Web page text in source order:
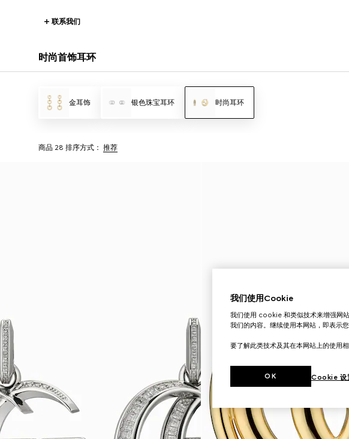
联系我们
时尚首饰耳环
金耳饰 银色珠宝耳环 时尚耳环
商品 28 排序方式： 推荐
我们使用Cookie
我们使用 cookie 和类似技术来增强网
我们的内容。继续使用本网站，即表示您
要了解此类技术及其在本网站上的使用
Cookie 设
OK